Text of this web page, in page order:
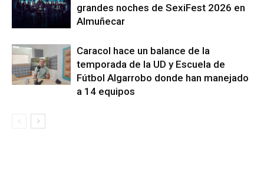
grandes noches de SexiFest 2026 en
Almuñecar
Caracol hace un balance de la
temporada de la UD y Escuela de
Fútbol Algarrobo donde han manejado
a 14 equipos